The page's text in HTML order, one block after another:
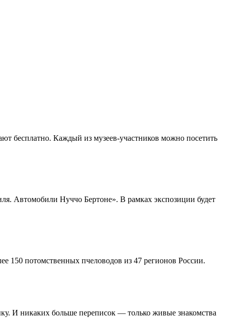
бесплатно. Каждый из музеев-участников можно посетить
Автомобили Нуччо Бертоне». В рамках экспозиции будет
150 потомственных пчеловодов из 47 регионов России.
И никаких больше переписок — только живые знакомства